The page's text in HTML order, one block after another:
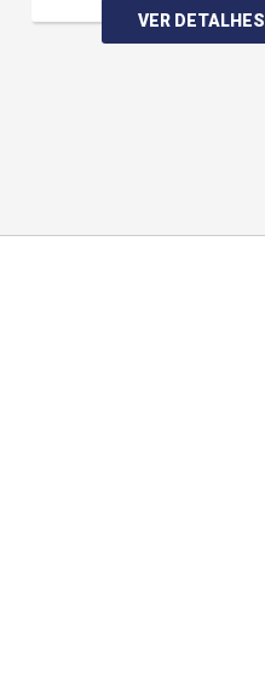
VER DETALHES